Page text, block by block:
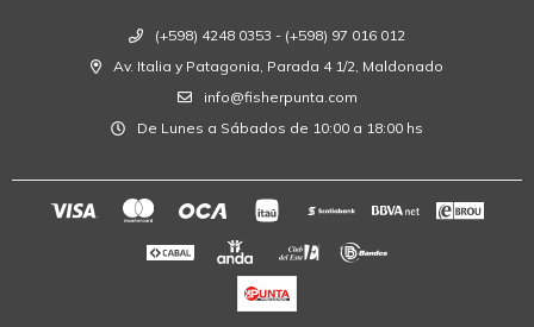
(+598) 4248 0353 - (+598) 97 016 012
Av. Italia y Patagonia, Parada 4 1/2, Maldonado
info@fisherpunta.com
De Lunes a Sábados de 10:00 a 18:00 hs